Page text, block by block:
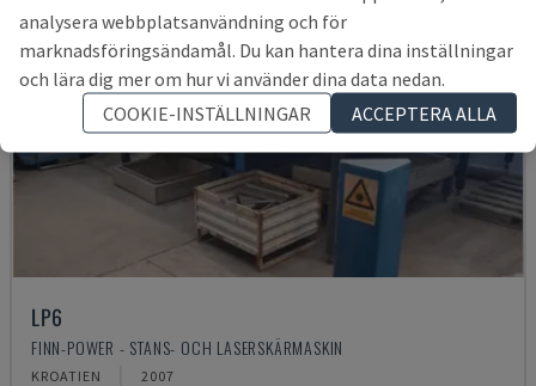
LP6
FINN-POWER - STANS- OCH LASERSKÄRMASKIN
KROATIEN 2007
analysera webbplatsanvändning och för
marknadsföringsändamål. Du kan hantera dina inställningar
och lära dig mer om hur vi använder dina data nedan.
COOKIE-INSTÄLLNINGAR
ACCEPTERA ALLA